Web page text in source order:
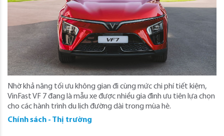
Nhờ khả năng tối ưu không gian đi cùng mức chi phí tiết kiệm,
VinFast VF 7 đang là mẫu xe được nhiều gia đình ưu tiên lựa chọn
cho các hành trình du lịch đường dài trong mùa hè.
Chính sách - Thị trường